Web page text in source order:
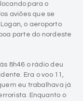
para o
aviões que se
o aeroporto
parte do nordeste
8h46 o rádio deu
Era o voo 11,
eu trabalhava já
Enquanto o